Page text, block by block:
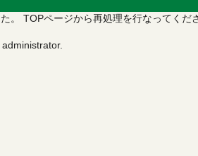
。 TOPページから再処理を行なってくだ